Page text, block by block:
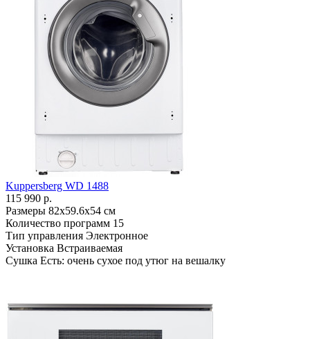
Kuppersberg WD 1488
115 990 р.
Размеры 82х59.6х54 см
Количество программ 15
Тип управления Электронное
Установка Встраиваемая
Сушка Есть: очень сухое под утюг на вешалку